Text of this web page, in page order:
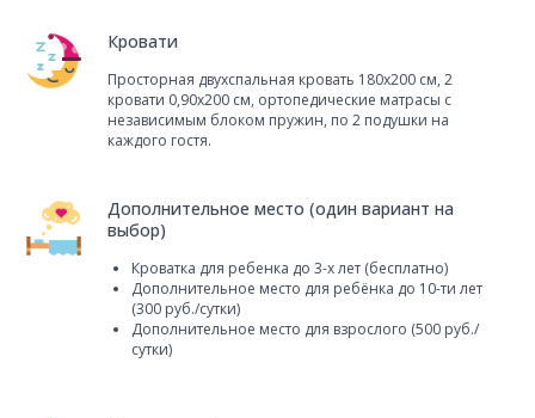
Кровати
Просторная двухспальная кровать 180x200 см, 2
кровати 0,90x200 см, ортопедические матрасы с
независимым блоком пружин, по 2 подушки на
каждого гостя.
Дополнительное место (один вариант на
выбор)
Кроватка для ребенка до 3-х лет (бесплатно)
Дополнительное место для ребёнка до 10-ти лет
(300 руб./сутки)
Дополнительное место для взрослого (500 руб./
сутки)